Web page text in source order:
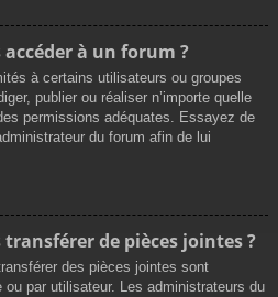
à un forum ?
à certains utilisateurs ou groupes
publier ou réaliser n’importe quelle
permissions adéquates. Essayez de
du forum afin de lui
de pièces jointes ?
des pièces jointes sont
par utilisateur. Les administrateurs du